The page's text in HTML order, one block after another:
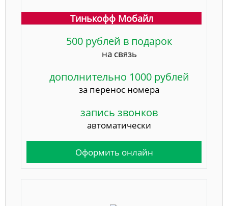
Тинькофф Мобайл
500 рублей в подарок
на связь
дополнительно 1000 рублей
за перенос номера
запись звонков
автоматически
Оформить онлайн